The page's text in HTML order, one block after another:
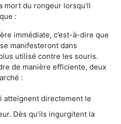
mort du rongeur lorsqu'il
:
immédiate, c’est-à-dire que
manifesteront dans
utilisé contre les souris.
de manière efficiente, deux
:
atteignent directement le
Dès qu’ils ingurgitent la